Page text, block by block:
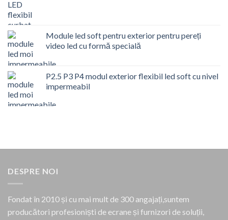
Module led soft pentru exterior pentru pereți
video led cu formă specială
P2.5 P3 P4 modul exterior flexibil led soft cu nivel
impermeabil
DESPRE NOI
Fondat în 2010 și cu mai mult de 300 angajați,suntem
producători profesioniști de ecrane și furnizori de soluții,